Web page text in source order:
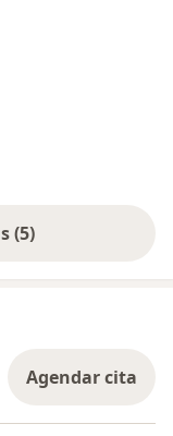
Mostrar más noticias (5)
Agendar cita